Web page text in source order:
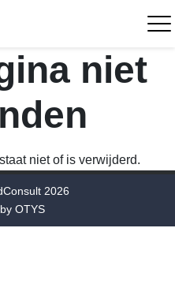
niet
niet of is verwijderd.
2026
OTYS